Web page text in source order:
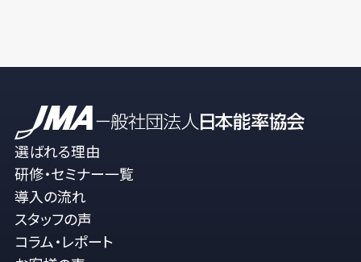
選ばれる理由
研修・セミナー一覧
導入の流れ
スタッフの声
コラム・レポート